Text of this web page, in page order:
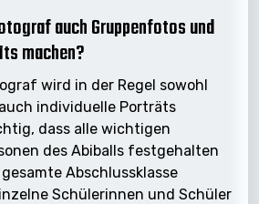
auch Gruppenfotos und
machen?
wird in der Regel sowohl
individuelle Porträts
dass alle wichtigen
des Abiballs festgehalten
Abschlussklasse
Schülerinnen und Schüler